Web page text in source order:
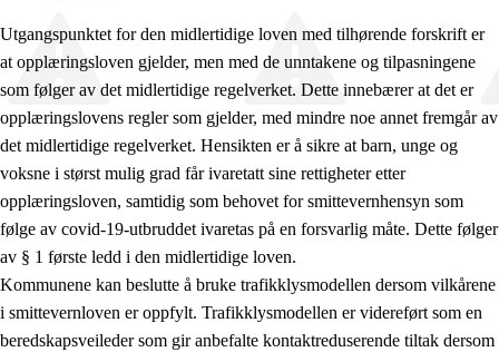
Utgangspunktet for den midlertidige loven med tilhørende forskrift er
at opplæringsloven gjelder, men med de unntakene og tilpasningene
som følger av det midlertidige regelverket. Dette innebærer at det er
opplæringslovens regler som gjelder, med mindre noe annet fremgår av
det midlertidige regelverket. Hensikten er å sikre at barn, unge og
voksne i størst mulig grad får ivaretatt sine rettigheter etter
opplæringsloven, samtidig som behovet for smittevernhensyn som
følge av covid-19-utbruddet ivaretas på en forsvarlig måte. Dette følger
av § 1 første ledd i den midlertidige loven.
Kommunene kan beslutte å bruke trafikklysmodellen dersom vilkårene
i smittevernloven er oppfylt. Trafikklysmodellen er videreført som en
beredskapsveileder som gir anbefalte kontaktreduserende tiltak dersom